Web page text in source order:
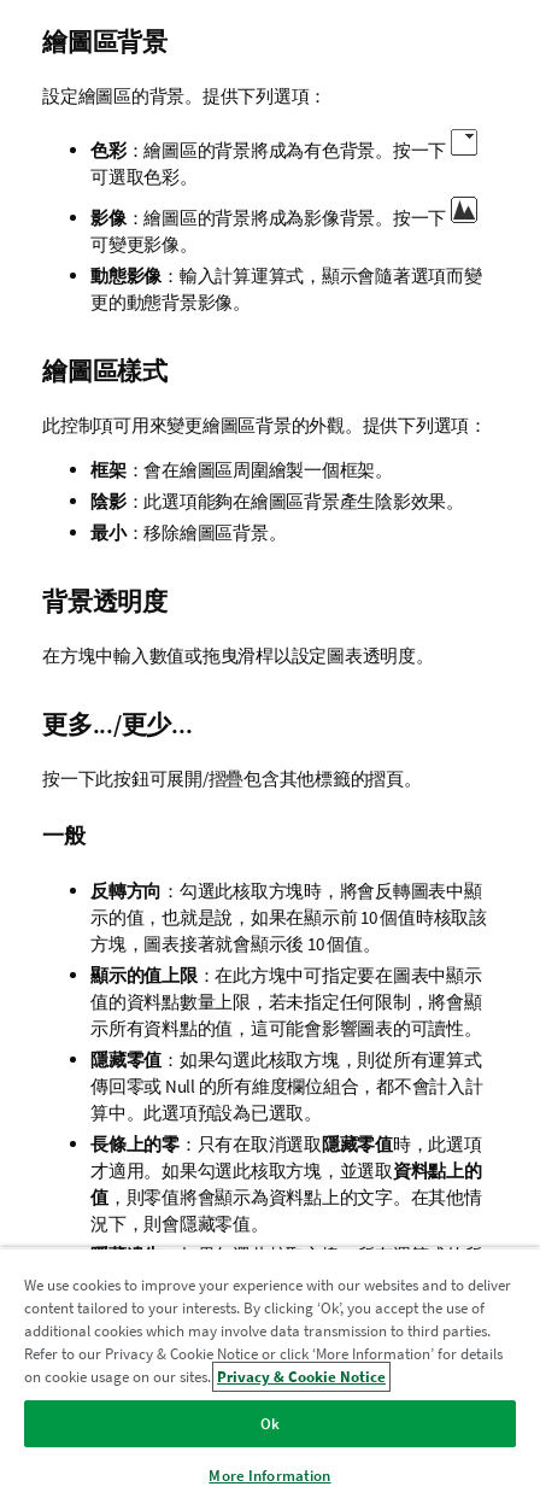
繪圖區背景
設定繪圖區的背景。提供下列選項：
色彩：繪圖區的背景將成為有色背景。按一下
可選取色彩。
影像：繪圖區的背景將成為影像背景。按一下
可變更影像。
動態影像：輸入計算運算式，顯示會隨著選項而變
更的動態背景影像。
繪圖區樣式
此控制項可用來變更繪圖區背景的外觀。提供下列選項：
框架：會在繪圖區周圍繪製一個框架。
陰影：此選項能夠在繪圖區背景產生陰影效果。
最小：移除繪圖區背景。
背景透明度
在方塊中輸入數值或拖曳滑桿以設定圖表透明度。
更多.../更少...
按一下此按鈕可展開/摺疊包含其他標籤的摺頁。
一般
反轉方向 ：勾選此核取方塊時，將會反轉圖表中顯
示的值，也就是說，如果在顯示前 10 個值時核取該
方塊，圖表接著就會顯示後 10 個值。
顯示的值上限：在此方塊中可指定要在圖表中顯示
值的資料點數量上限，若未指定任何限制，將會顯
示所有資料點的值，這可能會影響圖表的可讀性。
隱藏零值 ：如果勾選此核取方塊，則從所有運算式
傳回零或 Null 的所有維度欄位組合，都不會計入計
算中。此選項預設為已選取。
長條上的零：只有在取消選取隱藏零值時，此選項
才適用。如果勾選此核取方塊，並選取資料點上的
值，則零值將會顯示為資料點上的文字。在其他情
況下，則會隱藏零值。
隱藏遺失：如果勾選此核取方塊，所有運算式的所
有欄位中，僅與 Null 值相關聯的所有維度欄位組
合，都不會計入計算中。此選項預設為已選取。僅
在特殊情況下 (例如要將 Null 值計入圖表中) 關閉此
功能才有用處。
為運算軸同步零：同步處理兩個 Y 軸 (左/右或上/下)
使用完整符號設定：此替代選項提供更多符號表示
法 (如環形、三角形等)
加入分析現代化計畫
透過分析現代化程式進行現代化而不犧牲寶貴的 QlikView 應用
程式。
We use cookies to improve your experience with our websites and to deliver
content tailored to your interests. By clicking ‘Ok’, you accept the use of
additional cookies which may involve data transmission to third parties.
Refer to our Privacy & Cookie Notice or click ‘More Information’ for details
on cookie usage on our sites. Privacy & Cookie Notice
Ok
More Information